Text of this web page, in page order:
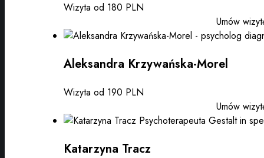
Wizyta od 180 PLN
Umów
Aleksandra Krzywańska-Morel
Wizyta od 190 PLN
Umów
Katarzyna Tracz